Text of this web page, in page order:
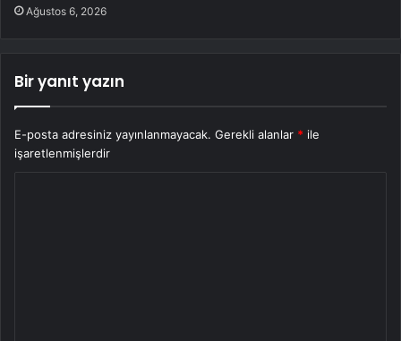
Ağustos 6, 2026
Bir yanıt yazın
E-posta adresiniz yayınlanmayacak. Gerekli alanlar * ile
işaretlenmişlerdir